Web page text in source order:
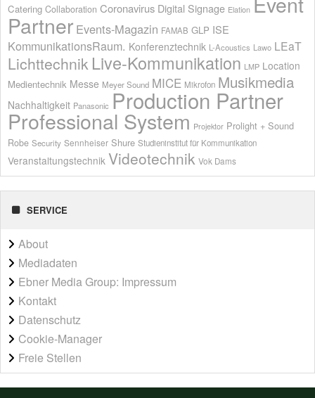
Catering Collaboration Coronavirus Digital Signage Elation
Partner Events-Magazin FAMAB GLP ISE
KommunikationsRaum. Konferenztechnik L-Acoustics Lawo LEaT
Lichttechnik Live-Kommunikation LMP Location
Medientechnik Messe Meyer Sound MICE Mikrofon Musikmedia
Nachhaltigkeit Panasonic Production Partner
Professional System Projektor Prolight + Sound
Robe Security Sennheiser Shure Studieninstitut für Kommunikation
Veranstaltungstechnik Videotechnik Vok Dams
SERVICE
About
Mediadaten
Ebner Media Group: Impressum
Kontakt
Datenschutz
Cookie-Manager
Freie Stellen